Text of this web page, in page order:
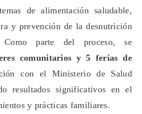
de alimentación saludable,
y prevención de la desnutrición
parte del proceso, se
comunitarios y 5 ferias de
con el Ministerio de Salud
resultados significativos en el
y prácticas familiares.